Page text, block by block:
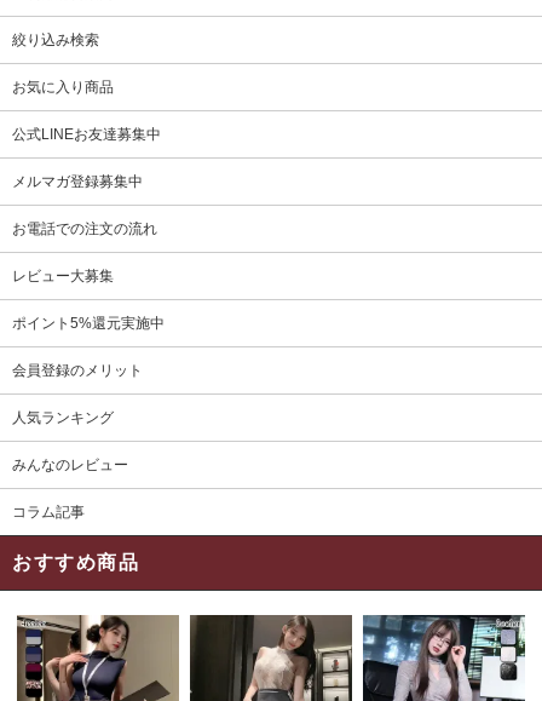
絞り込み検索
お気に入り商品
公式LINEお友達募集中
メルマガ登録募集中
お電話での注文の流れ
レビュー大募集
ポイント5%還元実施中
会員登録のメリット
人気ランキング
みんなのレビュー
コラム記事
おすすめ商品